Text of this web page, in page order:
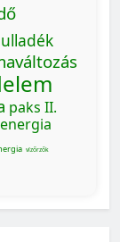
paks II.
vízőrzők